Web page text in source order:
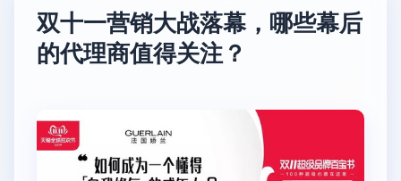
双十一营销大战落幕，哪些幕后
的代理商值得关注？